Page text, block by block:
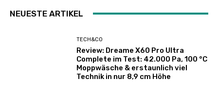
NEUESTE ARTIKEL
TECH&CO
Review: Dreame X60 Pro Ultra
Complete im Test: 42.000 Pa, 100 °C
Moppwäsche & erstaunlich viel
Technik in nur 8,9 cm Höhe